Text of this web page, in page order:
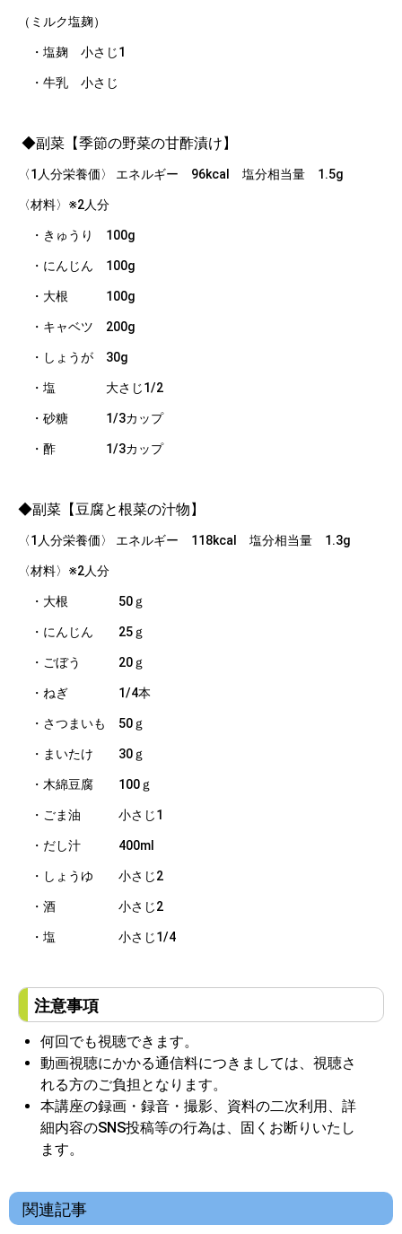
（ミルク塩麹）
・塩麹 小さじ1
・牛乳 小さじ
◆副菜【季節の野菜の甘酢漬け】
〈1人分栄養価〉 エネルギー 96kcal 塩分相当量 1.5g
〈材料〉※2人分
・きゅうり 100g
・にんじん 100g
・大根 100g
・キャベツ 200g
・しょうが 30g
・塩 大さじ1/2
・砂糖 1/3カップ
・酢 1/3カップ
◆副菜【豆腐と根菜の汁物】
〈1人分栄養価〉 エネルギー 118kcal 塩分相当量 1.3g
〈材料〉※2人分
・大根 50ｇ
・にんじん 25ｇ
・ごぼう 20ｇ
・ねぎ 1/4本
・さつまいも 50ｇ
・まいたけ 30ｇ
・木綿豆腐 100ｇ
・ごま油 小さじ1
・だし汁 400ml
・しょうゆ 小さじ2
・酒 小さじ2
・塩 小さじ1/4
注意事項
何回でも視聴できます。
動画視聴にかかる通信料につきましては、視聴さ
れる方のご負担となります。
本講座の録画・録音・撮影、資料の二次利用、詳
細内容のSNS投稿等の行為は、固くお断りいたし
ます。
関連記事